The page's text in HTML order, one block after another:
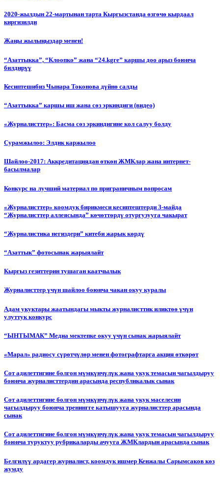
2020-жылдын 22-мартынан тарта Кыргызстанда өзгөчө кырдаал
киргизилди
Жаңы жылыңыздар менен!
“Азаттыкка”, “Клоопко” жана “24.kgге” каршы доо арыз боюнча
билдирүү
Кесиптешибиз Чынара Токонова дүйнө салды
“Азаттыкка” каршы иш жана сөз эркиндиги (видео)
«Журналисттер»: Басма сөз эркиндигине кол салуу болду
Сурамжылоо: Элдик каржылоо
Шайлоо-2017: Аккредитациядан өткөн ЖМКлар жана интернет-
басылмалар
Конкурс на лучший материал по приграничным вопросам
«Журналисттер» коомдук бирикмеси кесиптештерди 3-майда
“Журналисттер аллеясында” көчөттөрдү отургузууга чакырат
“Журналистика негиздери” китеби жарык көрдү
“Азаттык” фотосынак жарыялайт
Кыргыз гезиттерин тушаган каатчылык
Журналисттер үчүн шайлоо боюнча чакан окуу куралы
Адам укуктары жаатындагы мыкты журналисттик иликтөө үчүн
улуттук конкурс
“ЫНТЫМАК” Медиа мектепке окуу үчүн сынак жарыялайт
«Марал» радиосу сүрөтчүлөр менен фотографтарга акция өткөрөт
Сот адилеттигине болгон мүмкүнчүлүк жана укук темасын чагылдыруу
боюнча журналисттердин арасында республикалык сынак
Сот адилеттигине болгон мүмкүнчүлүк жана укук маселесин
чагылдыруу боюнча тренингге катышууга журналисттер арасында
сынак
Сот адилеттигине болгон мүмкүнчүлүк жана укук темасын чагылдыруу
боюнча туруктуу рубрикаларды ачууга ЖМКлардын арасында сынак
Белгилүү ардагер журналист, коомдук ишмер Кенжалы Сарымсаков көз
жумду